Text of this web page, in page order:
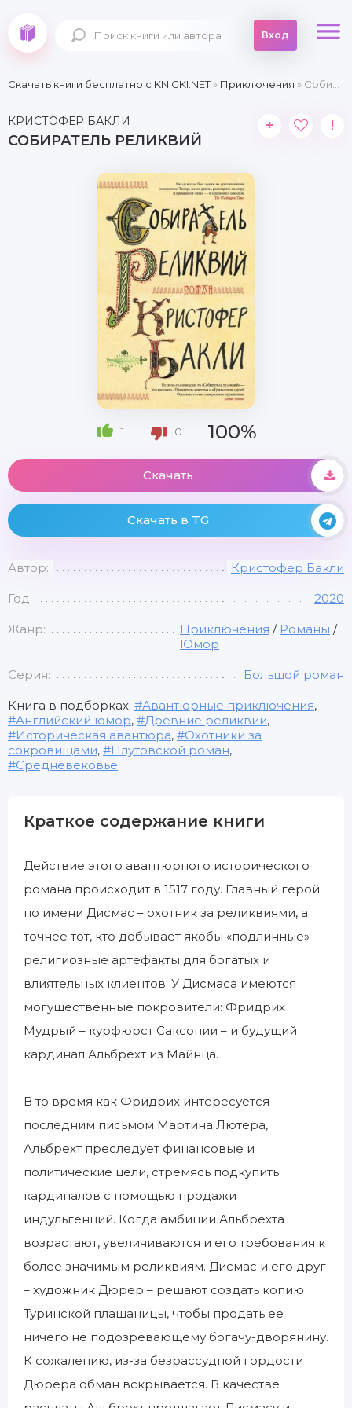
Вход
Скачать книги бесплатно c KNIGKI.NET» Приключения » Собиратель реликвий
КРИСТОФЕР БАКЛИ
СОБИРАТЕЛЬ РЕЛИКВИЙ
+ !
1 0 100%
Скачать
Скачать в TG
Автор: Кристофер Бакли
Год: 2020
Жанр: Приключения / Романы /
Юмор
Серия: Большой роман
Книга в подборках: Авантюрные приключения,
Английский юмор, Древние реликвии,
Историческая авантюра,
Охотники за
сокровищами, Плутовской роман,
Средневековье
Краткое содержание книги
Действие этого авантюрного исторического
романа происходит в 1517 году. Главный герой
по имени Дисмас – охотник за реликвиями, а
точнее тот, кто добывает якобы «подлинные»
религиозные артефакты для богатых и
влиятельных клиентов. У Дисмаса имеются
могущественные покровители: Фридрих
Мудрый – курфюрст Саксонии – и будущий
кардинал Альбрехт из Майнца.
В то время как Фридрих интересуется
последним письмом Мартина Лютера,
Альбрехт преследует финансовые и
политические цели, стремясь подкупить
кардиналов с помощью продажи
индульгенций. Когда амбиции Альбрехта
возрастают, увеличиваются и его требования к
более значимым реликвиям. Дисмас и его друг
– художник Дюрер – решают создать копию
Туринской плащаницы, чтобы продать ее
ничего не подозревающему богачу-дворянину.
К сожалению, из-за безрассудной гордости
Дюрера обман вскрывается. В качестве